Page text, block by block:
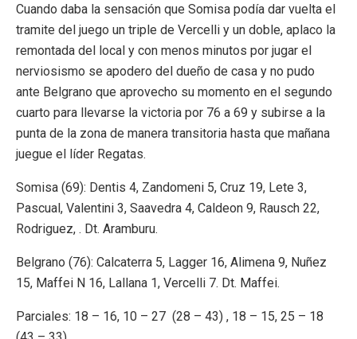
Cuando daba la sensación que Somisa podía dar vuelta el
tramite del juego un triple de Vercelli y un doble, aplaco la
remontada del local y con menos minutos por jugar el
nerviosismo se apodero del dueño de casa y no pudo
ante Belgrano que aprovecho su momento en el segundo
cuarto para llevarse la victoria por 76 a 69 y subirse a la
punta de la zona de manera transitoria hasta que mañana
juegue el líder Regatas.
Somisa (69): Dentis 4, Zandomeni 5, Cruz 19, Lete 3,
Pascual, Valentini 3, Saavedra 4, Caldeon 9, Rausch 22,
Rodriguez, . Dt. Aramburu.
Belgrano (76): Calcaterra 5, Lagger 16, Alimena 9, Nuñez
15, Maffei N 16, Lallana 1, Vercelli 7. Dt. Maffei.
Parciales: 18 – 16, 10 – 27 (28 – 43) , 18 – 15, 25 – 18